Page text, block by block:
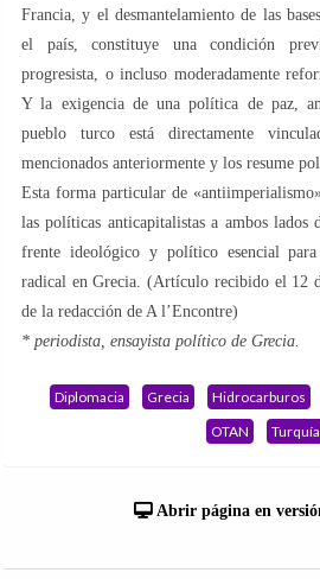
Francia, y el desmantelamiento de las
el país, constituye una condición
progresista, o incluso moderadamente
Y la exigencia de una política de paz,
pueblo turco está directamente
mencionados anteriormente y los resume
Esta forma particular de
las políticas anticapitalistas a ambos lados
frente ideológico y político esencial
radical en Grecia. (Artículo recibido el 12
de la redacción de A l’Encontre)
* periodista, ensayista político de Grecia.
Diplomacia Grecia Hidrocarburos
OTAN
Turquía
Abrir página en